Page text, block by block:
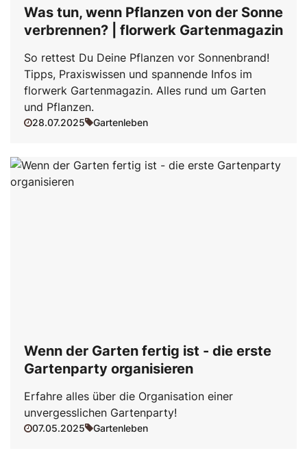
Was tun, wenn Pflanzen von der Sonne
verbrennen? | florwerk Gartenmagazin
So rettest Du Deine Pflanzen vor Sonnenbrand!
Tipps, Praxiswissen und spannende Infos im
florwerk Gartenmagazin. Alles rund um Garten
und Pflanzen.
28.07.2025 Gartenleben
Wenn der Garten fertig ist - die erste
Gartenparty organisieren
Erfahre alles über die Organisation einer
unvergesslichen Gartenparty!
07.05.2025 Gartenleben